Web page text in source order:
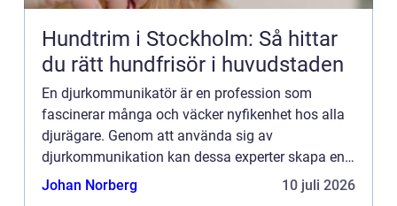
Hundtrim i Stockholm: Så hittar
du rätt hundfrisör i huvudstaden
En djurkommunikatör är en profession som
fascinerar många och väcker nyfikenhet hos alla
djurägare. Genom att använda sig av
djurkommunikation kan dessa experter skapa en
unik förståelse mellan människor...
Johan Norberg 10 juli 2026